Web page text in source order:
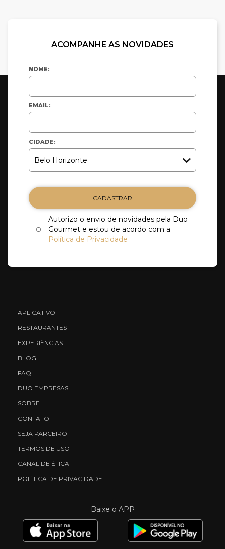
ACOMPANHE AS NOVIDADES
NOME:
EMAIL:
CIDADE:
CADASTRAR
Autorizo o envio de novidades pela Duo
Gourmet e estou de acordo com a
Política de Privacidade
APLICATIVO
RESTAURANTES
EXPERIÊNCIAS
BLOG
FAQ
DUO EMPRESAS
SOBRE
CONTATO
SEJA PARCEIRO
TERMOS DE USO
CANAL DE ÉTICA
POLÍTICA DE PRIVACIDADE
Baixe o APP